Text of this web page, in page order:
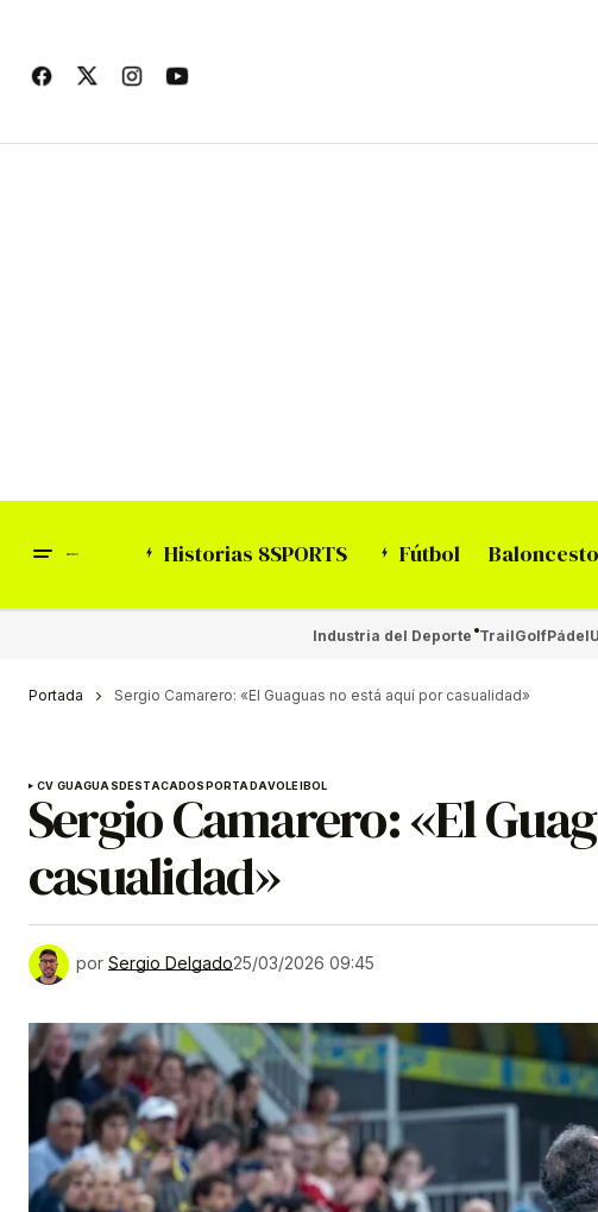
Historias 8SPORTS Fútbol Baloncesto
Industria del Deporte TrailGolfPádel
Portada Sergio Camarero: «El Guaguas no está aquí por casualidad»
CV GUAGUASDESTACADOSPORTADAVOLEIBOL
Sergio Camarero: «El
casualidad»
por Sergio Delgado25/03/2026 09:45